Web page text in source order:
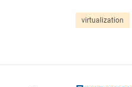
virtualization